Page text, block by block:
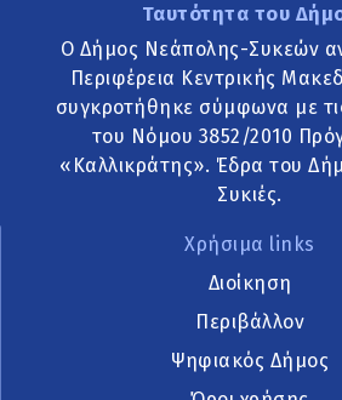
Ταυτότητα του
Ο Δήμος Νεάπολης-Συκεών
Περιφέρεια Κεντρικής
συγκροτήθηκε σύμφωνα με
του Νόμου 3852/2010
«Καλλικράτης». Έδρα του
Συκιές.
Χρήσιμα links
Διοίκηση
Περιβάλλον
Ψηφιακός Δήμος